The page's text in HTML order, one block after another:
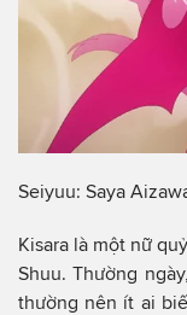
Seiyuu: Saya
Kisara là một nữ
Shuu. Thường
thường nên ít ai